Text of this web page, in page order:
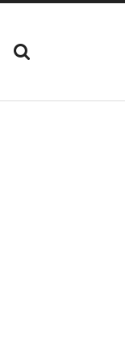
顯
示
位